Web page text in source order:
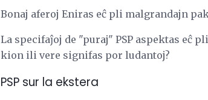
Bonaj aferoj Eniras eĉ pli malgrandajn
La specifaĵoj de "puraj" PSP aspektas eĉ
kion ili vere signifas por ludantoj?
PSP sur la ekstera